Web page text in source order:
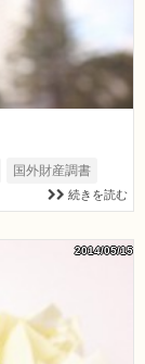
国外財産調書
続きを読む
2014/05/15